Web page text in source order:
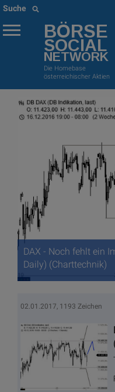
Suche
BÖRSE
SOCIAL
NETWORK
Die Homebase
österreichischer Aktien
DAX - Noch fehlt ein
Daily) (Charttechnik)
02.01.2017, 1193 Zeichen